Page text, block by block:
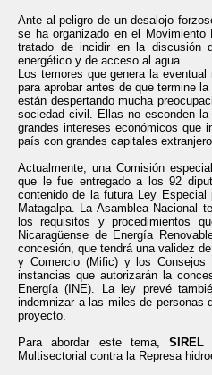
Ante al peligro de un desalojo
se ha organizado en el Movimiento
tratado de incidir en la discusión
energético y de acceso al agua.
Los temores que genera la
para aprobar antes de que termine
están despertando mucha
sociedad civil. Ellas no esconden
grandes intereses económicos que
país con grandes capitales
Actualmente, una Comisión
que le fue entregado a los 92
contenido de la futura Ley
Matagalpa. La Asamblea Nacional
los requisitos y procedimientos
Nicaragüense de Energía
concesión, que tendrá una validez
y Comercio (Mific) y los
instancias que autorizarán la
Energía (INE). La ley prevé
indemnizar a las miles de personas
proyecto.
Para abordar este tema,SIREL
Multisectorial contra la Represa